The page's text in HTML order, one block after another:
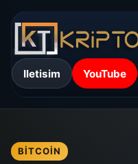
Iletisim YouTube
BITCOIN